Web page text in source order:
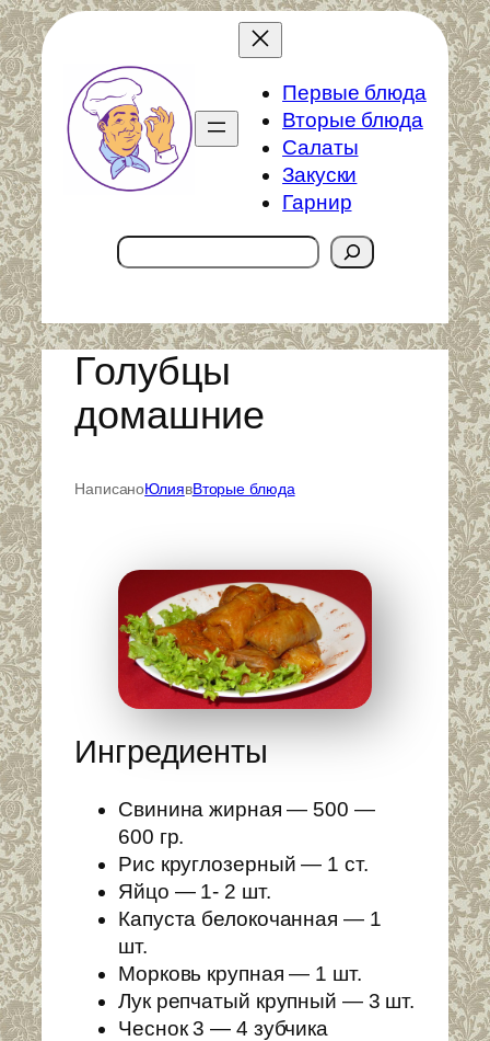
Перейти
к
содержимому
Первые блюда
Вторые блюда
Салаты
Закуски
Гарнир
Поиск
Голубцы
домашние
НаписаноЮлиявВторые блюда
Ингредиенты
Свинина жирная — 500 —
600 гр.
Рис круглозерный — 1 ст.
Яйцо — 1- 2 шт.
Капуста белокочанная — 1
шт.
Морковь крупная — 1 шт.
Лук репчатый крупный — 3 шт.
Чеснок 3 — 4 зубчика